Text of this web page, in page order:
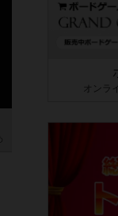
オンラ